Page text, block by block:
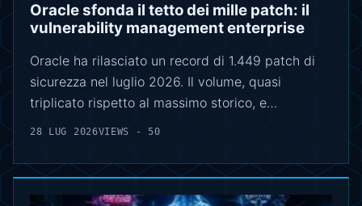
Oracle sfonda il tetto dei mille patch: il
vulnerability management enterprise
Oracle ha rilasciato un record di 1.449 patch di
sicurezza nel luglio 2026. Il volume, quasi
triplicato rispetto al massimo storico, e…
28 LUG 2026VIEWS - 50